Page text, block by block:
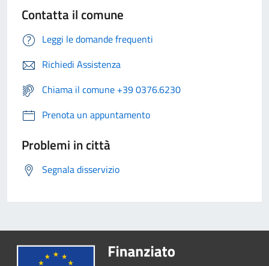
Contatta il comune
Leggi le domande frequenti
Richiedi Assistenza
Chiama il comune +39 0376.6230
Prenota un appuntamento
Problemi in città
Segnala disservizio